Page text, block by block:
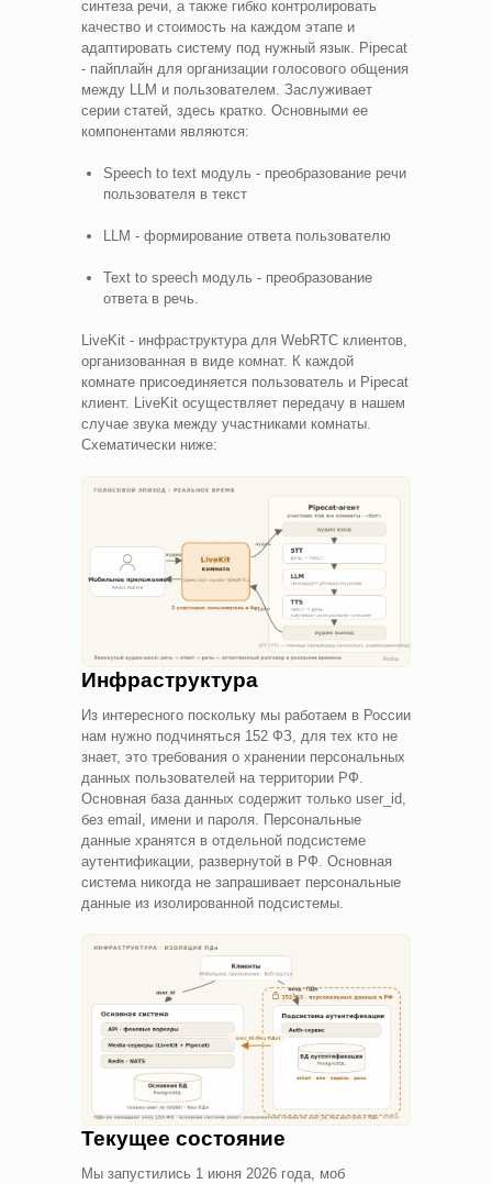
синтеза речи, а также гибко контролировать
качество и стоимость на каждом этапе и
адаптировать систему под нужный язык. Pipecat
- пайплайн для организации голосового общения
между LLM и пользователем. Заслуживает
серии статей, здесь кратко. Основными ее
компонентами являются:
Speech to text модуль - преобразование речи
пользователя в текст
LLM - формирование ответа пользователю
Text to speech модуль - преобразование
ответа в речь.
LiveKit - инфраструктура для WebRTC клиентов,
организованная в виде комнат. К каждой
комнате присоединяется пользователь и Pipecat
клиент. LiveKit осуществляет передачу в нашем
случае звука между участниками комнаты.
Схематически ниже:
Инфраструктура
Из интересного поскольку мы работаем в России
нам нужно подчиняться 152 ФЗ, для тех кто не
знает, это требования о хранении персональных
данных пользователей на территории РФ.
Основная база данных содержит только user_id,
без email, имени и пароля. Персональные
данные хранятся в отдельной подсистеме
аутентификации, развернутой в РФ. Основная
система никогда не запрашивает персональные
данные из изолированной подсистемы.
Текущее состояние
Мы запустились 1 июня 2026 года, моб